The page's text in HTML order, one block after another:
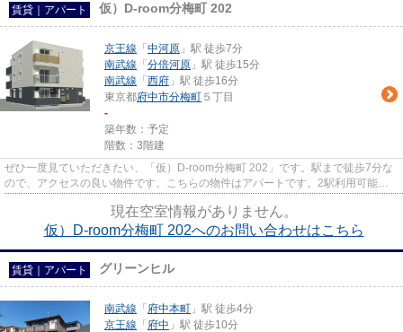
賃貸｜アパート 仮）D-room分梅町 202
京王線 「 中河原 」駅 徒歩7分
南武線 「 分倍河原 」駅 徒歩15分
南武線 「 西府 」駅 徒歩16分
東京都府中市分梅町 ５丁目
-
築年数：予定
階数：3階建
ぜひ一度見ていただきたい、「仮）D-room分梅町 202」です。駅まで徒歩7分な
ので、アクセスの良い物件です。こちらの物件はアパートです。2駅利用可能な
現在空室情報がありません。
仮）D-room分梅町 202へのお問い合わせはこちら
賃貸｜アパート グリーンヒル
南武線 「 府中本町 」駅 徒歩4分
京王線 「 府中 」駅 徒歩10分